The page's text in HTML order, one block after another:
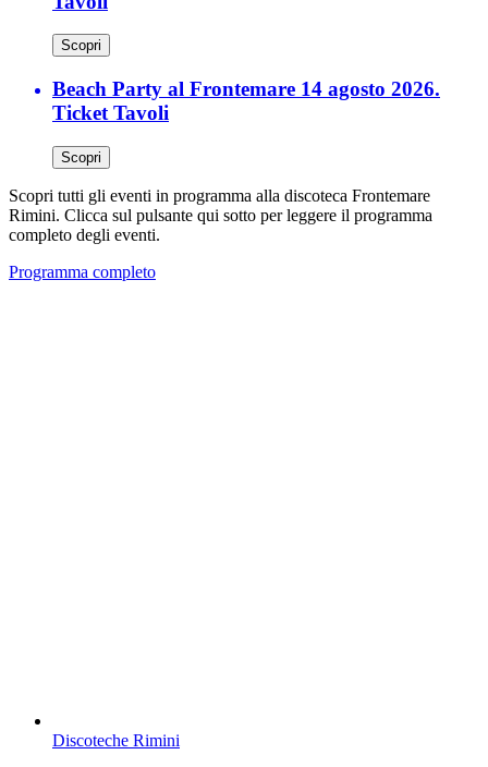
Scopri
Beach Party al Frontemare 14 agosto 2026.
Ticket Tavoli
Scopri
Scopri tutti gli eventi in programma alla discoteca Frontemare
Rimini. Clicca sul pulsante qui sotto per leggere il programma
completo degli eventi.
Programma completo
Discoteche Rimini